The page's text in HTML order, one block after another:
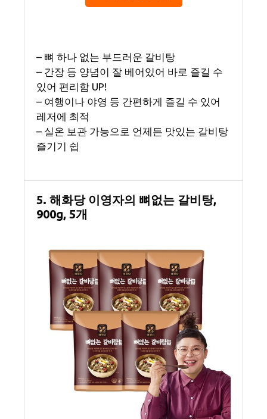
– 뼈 하나 없는 부드러운 갈비탕
– 간장 등 양념이 잘 베어있어 바로 즐길 수
있어 편리함 UP!
– 여행이나 야영 등 간편하게 즐길 수 있어
레저에 최적
– 실온 보관 가능으로 언제든 맛있는 갈비탕
즐기기 쉽
5. 해화당 이영자의 뼈없는 갈비탕,
900g, 5개